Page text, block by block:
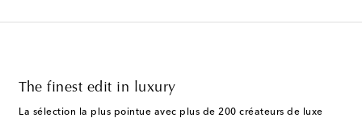
The finest edit in luxury
La sélection la plus pointue avec plus de 200 créateurs de luxe